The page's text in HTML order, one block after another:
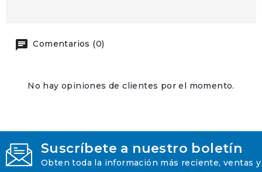
Comentarios (0)
No hay opiniones de clientes por el momento.
Suscríbete a nuestro boletín
Obten toda la información más reciente, ventas y